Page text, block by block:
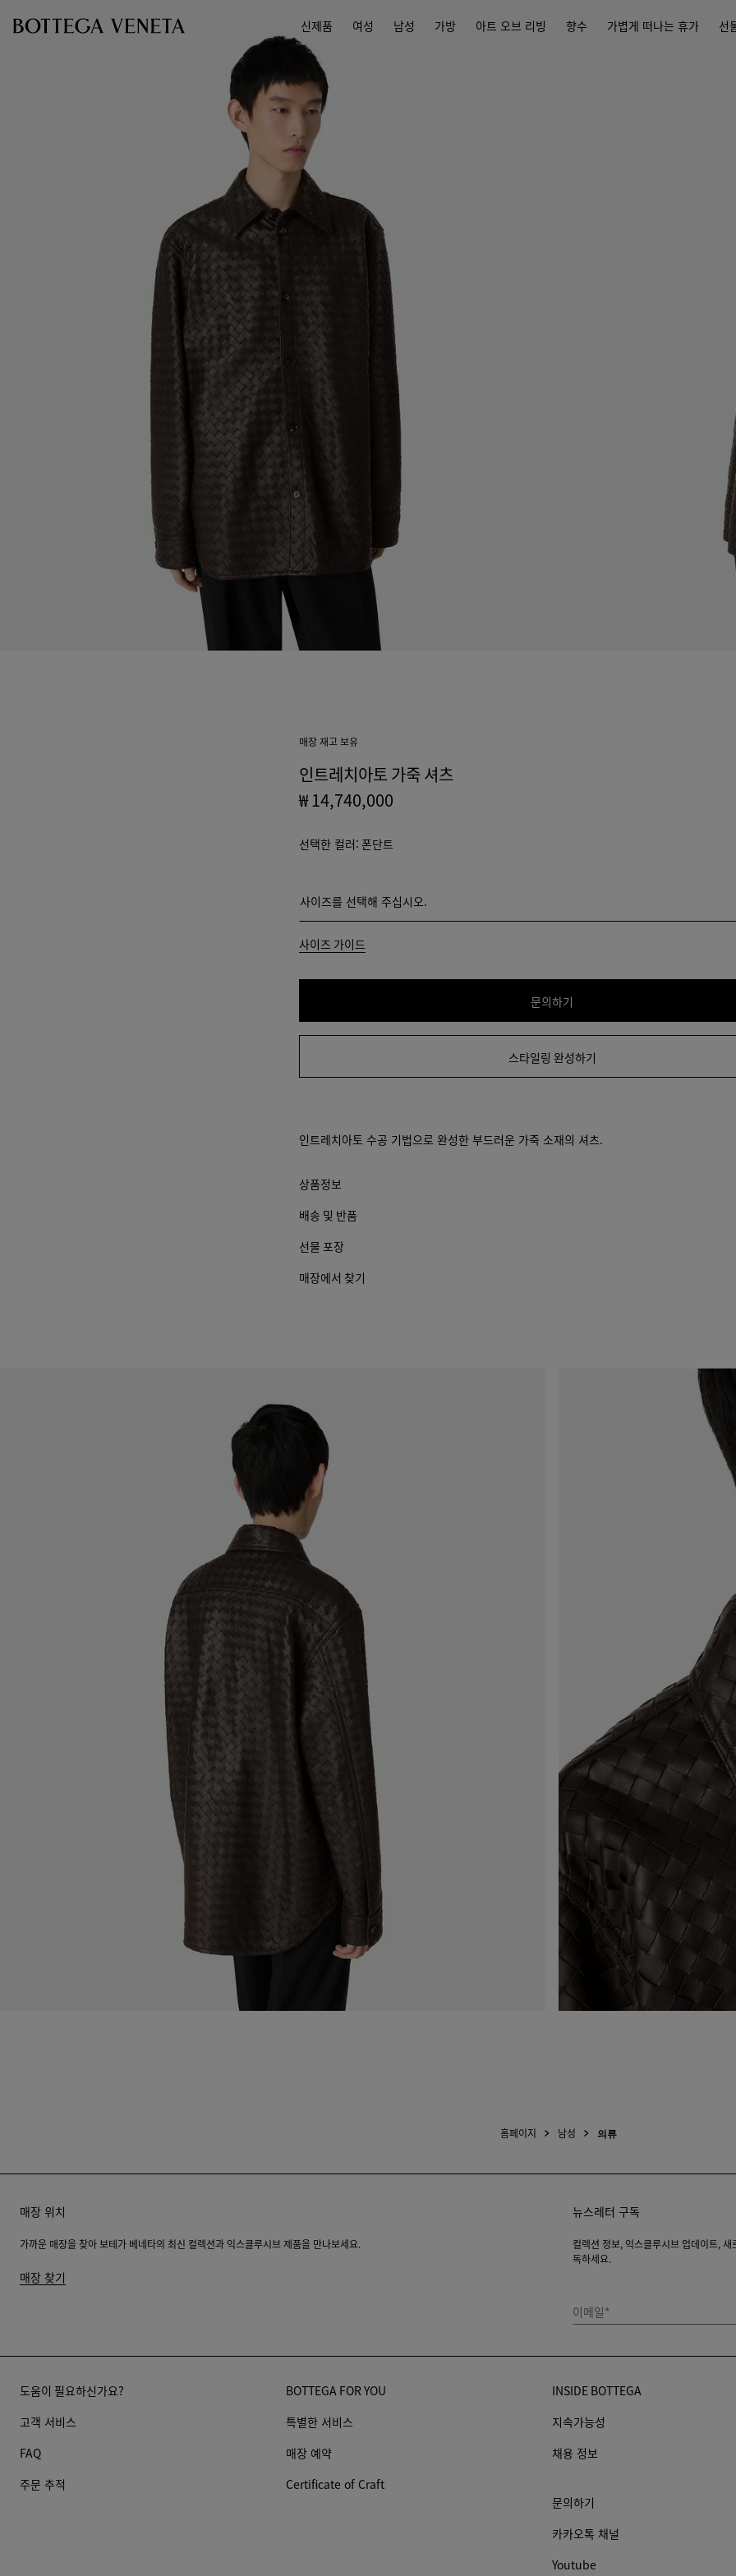
신제품
여성 남성 가방 아트 오브 리빙 향수 가볍게 떠나는 휴가 선
매장 재고 보유
인트레치아토 가죽 셔츠
₩ 14,740,000
선택한 컬러: 폰단트
사이즈를 선택해 주십시오.
사이즈를 선택해 주십시오.
44
50
사이즈 가이드
문의하기
스타일링 완성하기
인트레치아토 수공 기법으로 완성한 부드러운 가죽 소재의 셔츠.
상품정보
배송 및 반품
선물 포장
매장에서 찾기
홈페이지 남성 의류
매장 위치
가까운 매장을 찾아 보테가 베네타의 최신 컬렉션과 익스클루시브 제품을 만나보세요.
매장 찾기
뉴스레터 구독
컬렉션 정보, 익스클루시브 업데이트,
독하세요.
이메일*
도움이 필요하신가요?
고객 서비스
FAQ
주문 추적
BOTTEGA FOR YOU
특별한 서비스
매장 예약
Certificate of Craft
INSIDE BOTTEGA
지속가능성
채용 정보
문의하기
카카오톡 채널
Youtube